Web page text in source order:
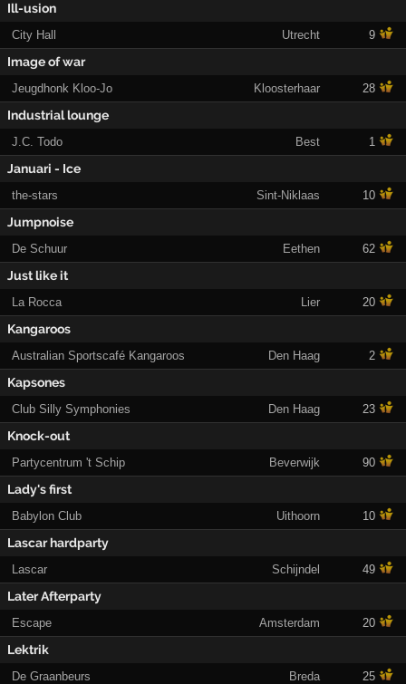
Ill-usion
City Hall Utrecht 9
Image of war
Jeugdhonk Kloo-Jo Kloosterhaar 28
Industrial lounge
J.C. Todo Best 1
Januari - Ice
the-stars Sint-Niklaas 10
Jumpnoise
De Schuur Eethen 62
Just like it
La Rocca Lier 20
Kangaroos
Australian Sportscafé Kangaroos Den Haag 2
Kapsones
Club Silly Symphonies Den Haag 23
Knock-out
Partycentrum 't Schip Beverwijk 90
Lady's first
Babylon Club Uithoorn 10
Lascar hardparty
Lascar Schijndel 49
Later Afterparty
Escape Amsterdam 20
Lektrik
De Graanbeurs Breda 25